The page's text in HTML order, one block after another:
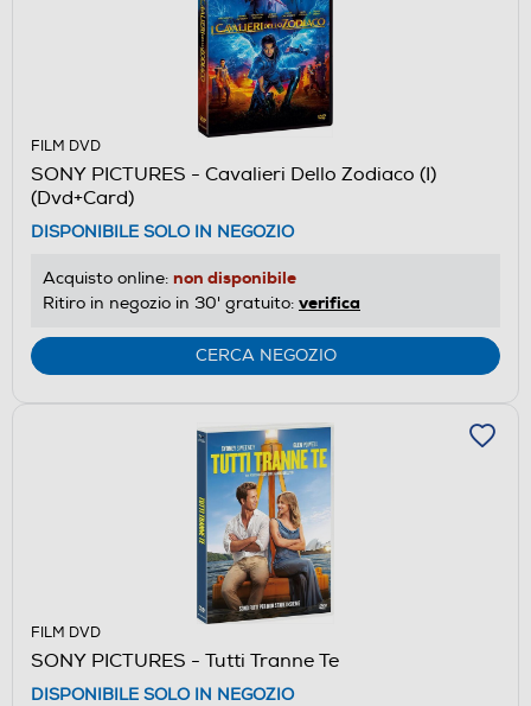
FILM DVD
SONY PICTURES - Cavalieri Dello Zodiaco (I)
(Dvd+Card)
DISPONIBILE SOLO IN NEGOZIO
Acquisto online: non disponibile
Ritiro in negozio in 30' gratuito: verifica
CERCA NEGOZIO
FILM DVD
SONY PICTURES - Tutti Tranne Te
DISPONIBILE SOLO IN NEGOZIO